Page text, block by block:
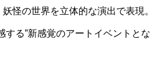
怪の世界を立体的な演出で表現。
る”新感覚のアートイベントとな